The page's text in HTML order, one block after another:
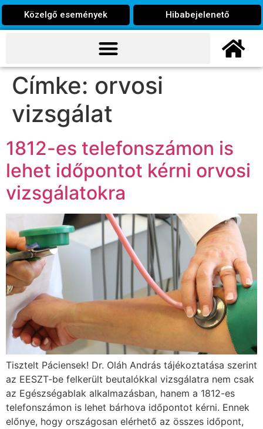
Közelgő események Hibabejelenető
Címke: orvosi
vizsgálat
1812-es telefonszámon is
lehet időpontot kérni orvosi
vizsgálatokra
Tisztelt Páciensek! Dr. Oláh András tájékoztatása szerint
az EESZT-be felkerült beutalókkal vizsgálatra nem csak
az Egészségablak alkalmazásban, hanem a 1812-es
telefonszámon is lehet bárhova időpontot kérni. Ennek
előnye, hogy országosan elérhető az összes időpont,